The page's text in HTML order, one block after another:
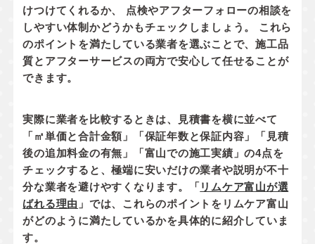
けつけてくれるか、 点検やアフターフォローの相談を
しやすい体制かどうかもチェックしましょう。 これら
のポイントを満たしている業者を選ぶことで、施工品
質とアフターサービスの両方で安心して任せることが
できます。
実際に業者を比較するときは、見積書を横に並べて
「㎡単価と合計金額」「保証年数と保証内容」「見積
後の追加料金の有無」「富山での施工実績」の4点を
チェックすると、極端に安いだけの業者や説明が不十
分な業者を避けやすくなります。「 リムケア富山が選
ばれる理由 」では、これらのポイントをリムケア富山
がどのように満たしているかを具体的に紹介していま
す。